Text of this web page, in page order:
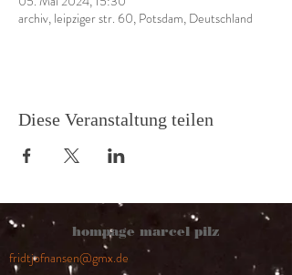
archiv, leipziger str. 60, Potsdam, Deutschland
Diese Veranstaltung teilen
hompage marcel pilz
fridtjofnansen@gmx.de